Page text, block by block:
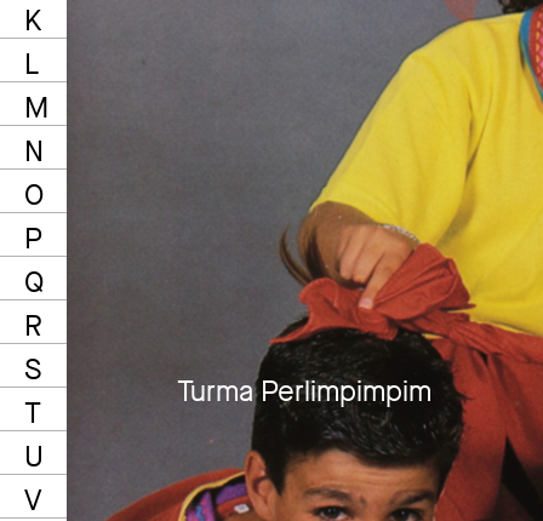
K
L
M
N
O
P
Q
R
S
T
U
V
Turma Perlimpimpim